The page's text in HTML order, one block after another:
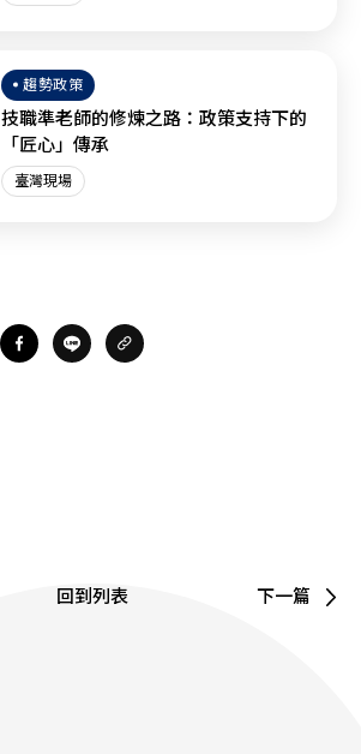
趨勢政策
技職準老師的修煉之路：政策支持下的
「匠心」傳承
臺灣現場
回到列表 下一篇